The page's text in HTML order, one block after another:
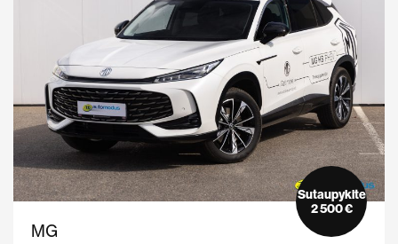
MG
Sutaupykite
2 500 €